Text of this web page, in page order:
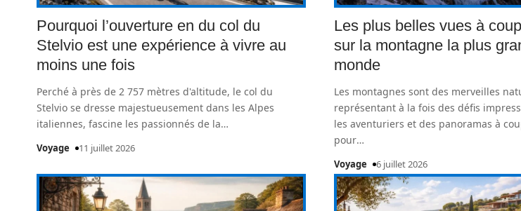
Pourquoi l’ouverture en du col du
Stelvio est une expérience à vivre au
moins une fois
Perché à près de 2 757 mètres d'altitude, le col du
Stelvio se dresse majestueusement dans les Alpes
italiennes, fascine les passionnés de la…
Voyage 11 juillet 2026
Les plus belles vues à
sur la montagne la plus
monde
Les montagnes sont des merveilles
représentant à la fois des défis
les aventuriers et des panoramas à
pour…
Voyage 6 juillet 2026